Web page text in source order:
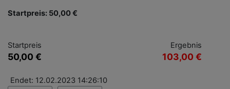
Startpreis: 50,00 €
Startpreis
50,00 €
Ergebnis
103,00 €
Endet: 12.02.2023 14:26:10